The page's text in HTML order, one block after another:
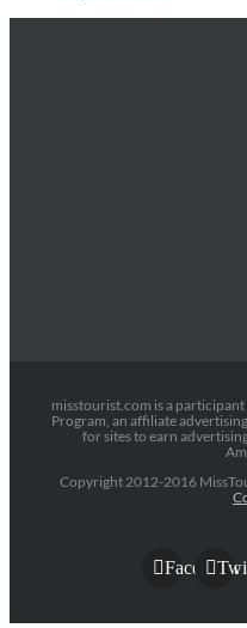
misstourist.com is a participant
Program, an affiliate
for sites to earn
Copyright 2012-2016
Facebook